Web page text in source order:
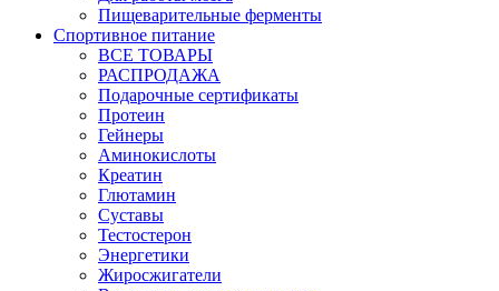
Пищеварительные ферменты
Спортивное питание
ВСЕ ТОВАРЫ
РАСПРОДАЖА
Подарочные сертификаты
Протеин
Гейнеры
Аминокислоты
Креатин
Глютамин
Суставы
Тестостерон
Энергетики
Жиросжигатели